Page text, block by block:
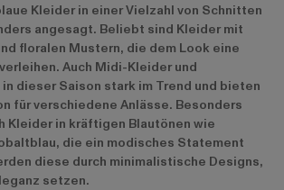
Kleider in einer Vielzahl von Schnitten
angesagt. Beliebt sind Kleider mit
floralen Mustern, die dem Look eine
Auch Midi-Kleider und
dieser Saison stark im Trend und bieten
für verschiedene Anlässe. Besonders
Kleider in kräftigen Blautönen wie
die ein modisches Statement
diese durch minimalistische Designs,
setzen.